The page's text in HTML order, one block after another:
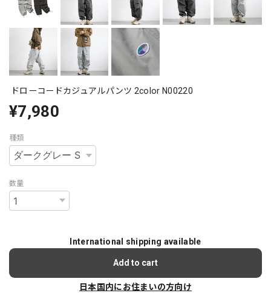
ドローコードカジュアルパンツ 2color N00220
¥7,980
種類
数量
International shipping available
Add to cart
日本国内にお住まいの方向け